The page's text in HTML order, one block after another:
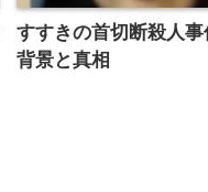
すすきの首切断殺人
背景と真相